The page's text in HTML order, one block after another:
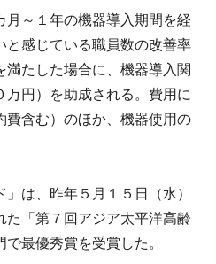
～１年の機器導入期間を経
と感じている職員数の改善率
満たした場合に、機器導入関
円）を助成される。費用に
費含む）のほか、機器使用の
は、昨年５月１５日（水）
た「第７回アジア太平洋高齢
最優秀賞を受賞した。